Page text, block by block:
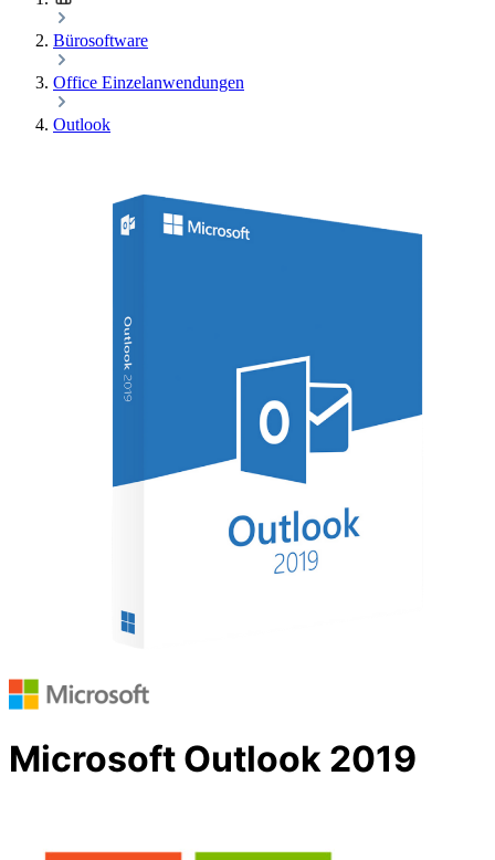
Bürosoftware
Office Einzelanwendungen
Outlook
Microsoft Outlook 2019